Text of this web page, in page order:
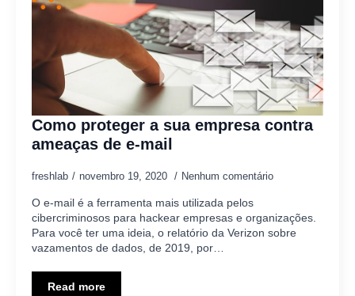
Como proteger a sua empresa contra
ameaças de e-mail
freshlab novembro 19, 2020 Nenhum comentário
O e-mail é a ferramenta mais utilizada pelos
cibercriminosos para hackear empresas e organizações.
Para você ter uma ideia, o relatório da Verizon sobre
vazamentos de dados, de 2019, por…
Read more